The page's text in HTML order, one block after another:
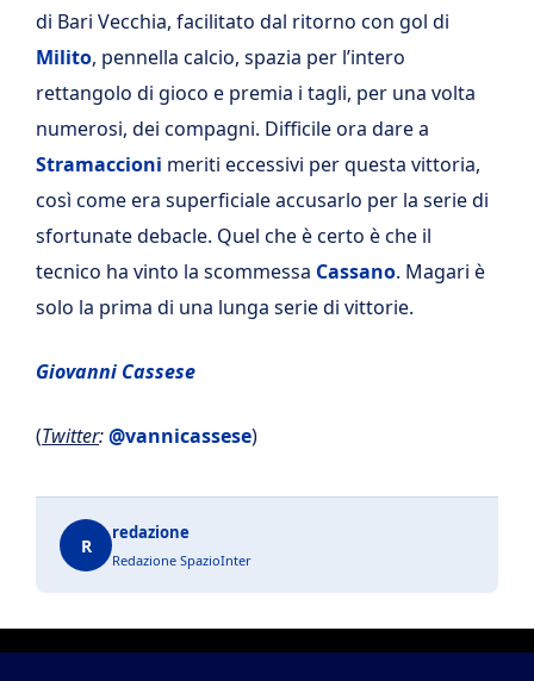
di Bari Vecchia, facilitato dal ritorno con gol di
Milito, pennella calcio, spazia per l’intero
rettangolo di gioco e premia i tagli, per una volta
numerosi, dei compagni. Difficile ora dare a
Stramaccioni meriti eccessivi per questa vittoria,
così come era superficiale accusarlo per la serie di
sfortunate debacle. Quel che è certo è che il
tecnico ha vinto la scommessa Cassano. Magari è
solo la prima di una lunga serie di vittorie.
Giovanni Cassese
(Twitter:@vannicassese)
R
redazione
Redazione SpazioInter